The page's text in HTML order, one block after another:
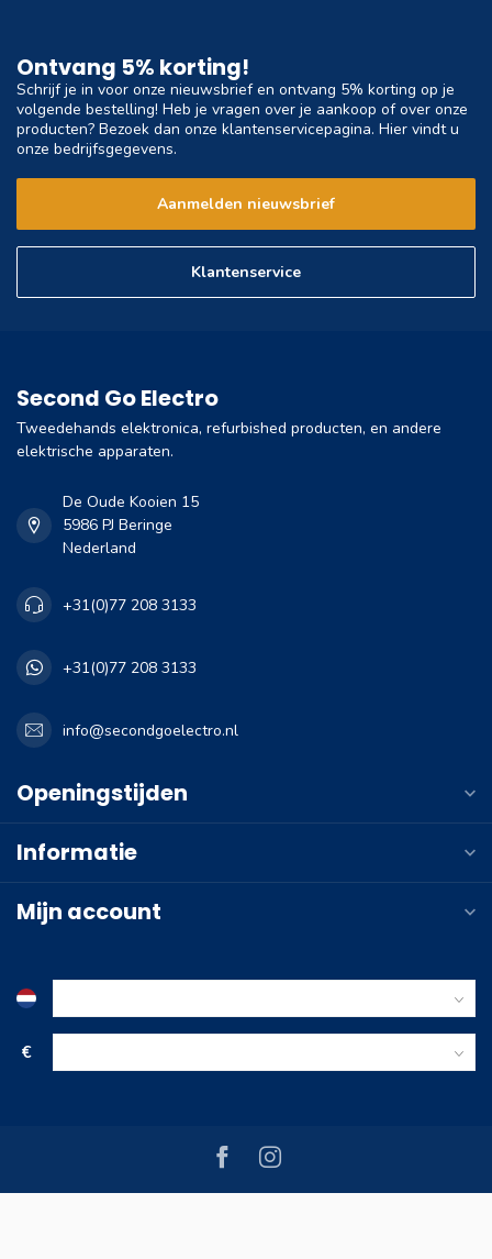
Ontvang 5% korting!
Schrijf je in voor onze nieuwsbrief en ontvang 5% korting op je
volgende bestelling! Heb je vragen over je aankoop of over onze
producten? Bezoek dan onze klantenservicepagina. Hier vindt u
onze bedrijfsgegevens.
Aanmelden nieuwsbrief
Klantenservice
Second Go Electro
Tweedehands elektronica, refurbished producten, en andere
elektrische apparaten.
De Oude Kooien 15
5986 PJ Beringe
Nederland
+31(0)77 208 3133
+31(0)77 208 3133
info@secondgoelectro.nl
Openingstijden
Informatie
Mijn account
€